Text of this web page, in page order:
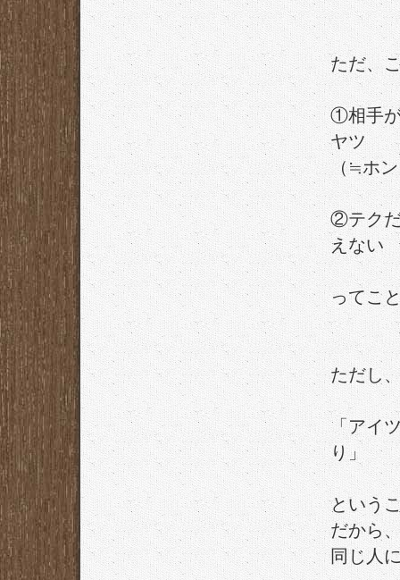
ただ、
①相手が
ヤツ
（≒ホ
②テクだ
えない
ってこ
ただし
「アイ
り」
という
だから
同じ人